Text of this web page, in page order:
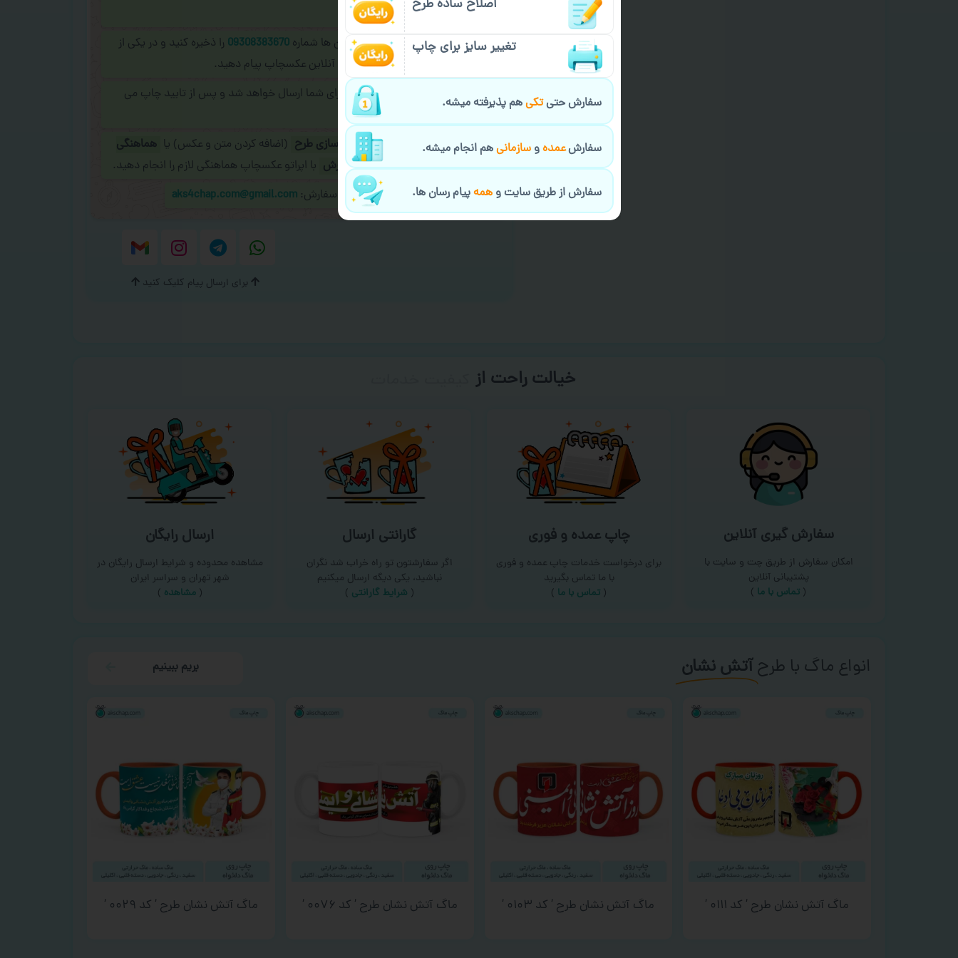
فرمایید.
برای ارسال پیام در پیام رسان ها شماره 09308383670 را ذخیره کنید و در یکی از
پیام رسان های زیر به اپراتور آنلاین عکسچاپ پیام دهید.
طراحی نهایی قبل از چاپ برای شما ارسال خواهد شد و پس از تایید چاپ می
در صورت نیاز به سفارشی سازی طرح (اضافه کردن متن و عکس) یا هماهنگی
ارسال و یا کادو کردن سفارش با اپراتو عکسچاپ هماهنگی لازم را انجام دهید.
ایمیل جهت ثبت یا پیگیری سفارش: aks4chap.com@gmail.com
برای ارسال پیام کلیک کنید
خیالت راحت از
سفارش گیری آنلاین
امکان سفارش از طریق چت و سایت با
پشتیبانی آنلاین
( تماس با ما‌ )
چاپ عمده و فوری
برای درخواست خدمات چاپ عمده و فوری
با ما تماس بگیرید
( تماس با ما )
گارانتی ارسال
اگر سفارشتون تو راه خراب شد نگران
نباشید، یکی دیگه ارسال میکنیم
( شرایط گارانتی )
ارسال رایگان
مشاهده محدوده و شرایط ارسال رایگان در
شهر تهران و سراسر ایران
(مشاهده )
انواع ماگ با طرحآتش نشان بریم ببینیم
ماگ آتش نشان طرح ‘ کد ۰۱۱۱ ‘ ماگ آتش نشان طرح ‘ کد ۰۱۰۳ ‘ ماگ آتش نشان طرح ‘ کد ۰۰۷۶ ‘ ماگ آتش نشان طرح ‘ کد ۰۰۲۹ ‘
اصلاح ساده طرح
تغییر سایز برای چاپ
سفارش حتیتکیهم پذیرفته میشه.
سفارشعمدهوسازمانیهم انجام میشه.
سفارش از طریق سایت وهمهپیام رسان ها.